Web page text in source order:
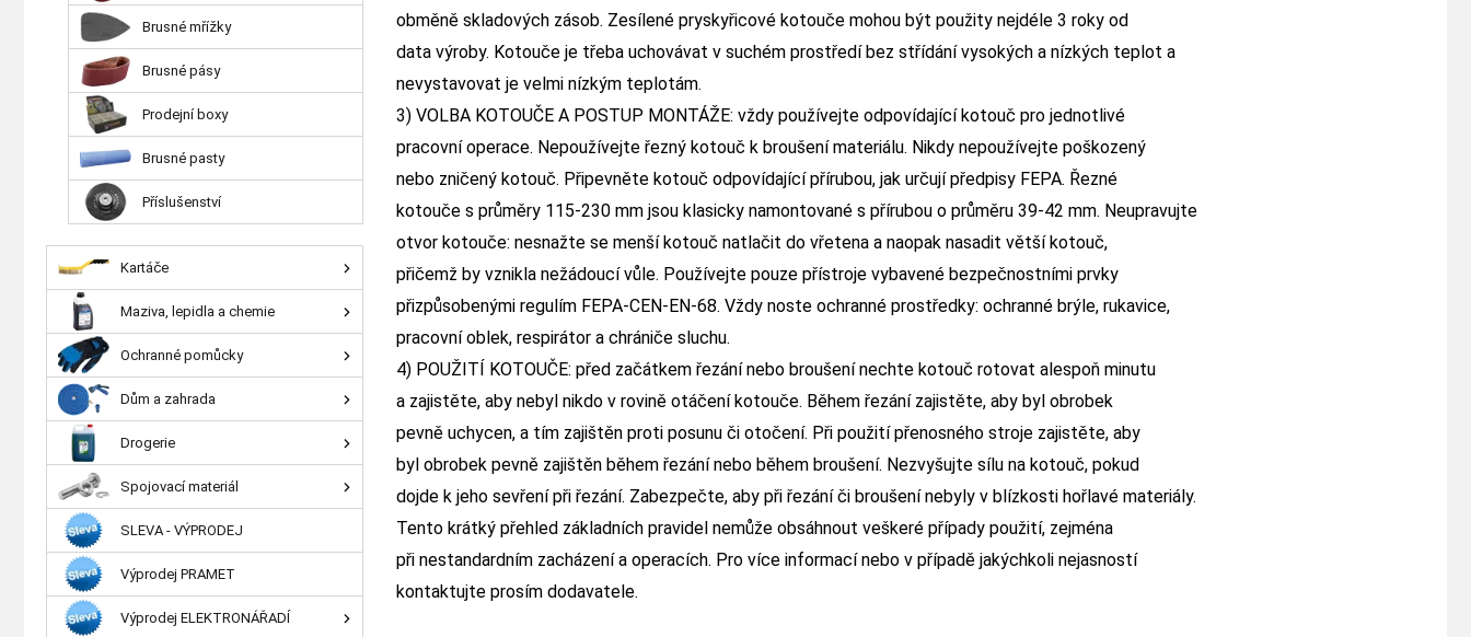
obměně skladových zásob. Zesílené pryskyřicové kotouče mohou být použity nejdéle 3 roky od
data výroby. Kotouče je třeba uchovávat v suchém prostředí bez střídání vysokých a nízkých teplot a
nevystavovat je velmi nízkým teplotám.
3) VOLBA KOTOUČE A POSTUP MONTÁŽE: vždy používejte odpovídající kotouč pro jednotlivé
pracovní operace. Nepoužívejte řezný kotouč k broušení materiálu. Nikdy nepoužívejte poškozený
nebo zničený kotouč. Připevněte kotouč odpovídající přírubou, jak určují předpisy FEPA. Řezné
kotouče s průměry 115-230 mm jsou klasicky namontované s přírubou o průměru 39-42 mm. Neupravujte
otvor kotouče: nesnažte se menší kotouč natlačit do vřetena a naopak nasadit větší kotouč,
přičemž by vznikla nežádoucí vůle. Používejte pouze přístroje vybavené bezpečnostními prvky
přizpůsobenými regulím FEPA-CEN-EN-68. Vždy noste ochranné prostředky: ochranné brýle, rukavice,
pracovní oblek, respirátor a chrániče sluchu.
4) POUŽITÍ KOTOUČE: před začátkem řezání nebo broušení nechte kotouč rotovat alespoň minutu
a zajistěte, aby nebyl nikdo v rovině otáčení kotouče. Během řezání zajistěte, aby byl obrobek
pevně uchycen, a tím zajištěn proti posunu či otočení. Při použití přenosného stroje zajistěte, aby
byl obrobek pevně zajištěn během řezání nebo během broušení. Nezvyšujte sílu na kotouč, pokud
dojde k jeho sevření při řezání. Zabezpečte, aby při řezání či broušení nebyly v blízkosti hořlavé materiály.
Tento krátký přehled základních pravidel nemůže obsáhnout veškeré případy použití, zejména
při nestandardním zacházení a operacích. Pro více informací nebo v případě jakýchkoli nejasností
kontaktujte prosím dodavatele.
Brusné mřížky
Brusné pásy
Prodejní boxy
Brusné pasty
Příslušenství
Kartáče
Maziva, lepidla a chemie
Ochranné pomůcky
Dům a zahrada
Drogerie
Spojovací materiál
SLEVA - VÝPRODEJ
Výprodej PRAMET
Výprodej ELEKTRONÁŘADÍ